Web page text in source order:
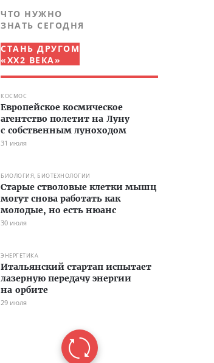
ЧТО НУЖНО
ЗНАТЬ СЕГОДНЯ
СТАНЬ ДРУГОМ
«XX2 ВЕКА»
КОСМОС
Европейское космическое
агентство полетит на Луну
с собственным луноходом
31 июля
БИОЛОГИЯ, БИОТЕХНОЛОГИИ
Старые стволовые клетки мышц
могут снова работать как
молодые, но есть нюанс
30 июля
ЭНЕРГЕТИКА
Итальянский стартап испытает
лазерную передачу энергии
на орбите
29 июля